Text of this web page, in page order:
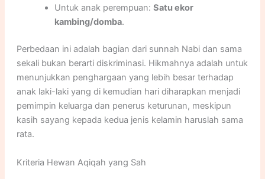
Untuk anak perempuan: Satu ekor
kambing/domba.
Perbedaan ini adalah bagian dari sunnah Nabi dan sama
sekali bukan berarti diskriminasi. Hikmahnya adalah untuk
menunjukkan penghargaan yang lebih besar terhadap
anak laki-laki yang di kemudian hari diharapkan menjadi
pemimpin keluarga dan penerus keturunan, meskipun
kasih sayang kepada kedua jenis kelamin haruslah sama
rata.
Kriteria Hewan Aqiqah yang Sah